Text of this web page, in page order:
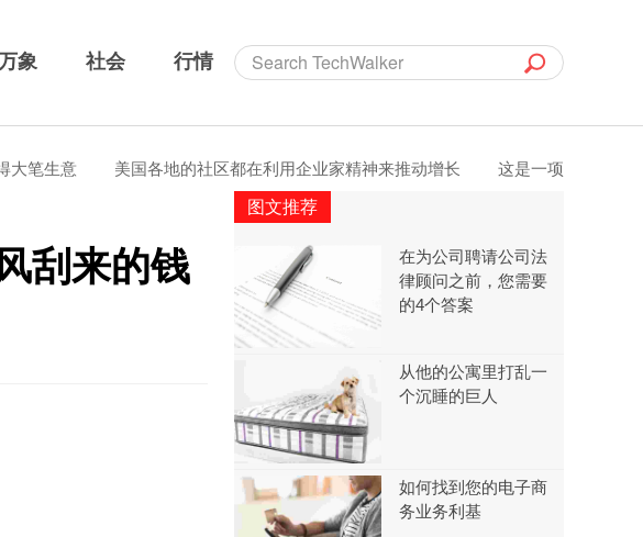
象 社会 行情
意 美国各地的社区都在利用企业家精神来推动增长
这是一项6位数的服务业务
刮来的钱
图文推荐
在为公司聘请公司法
律顾问之前，您需要
的4个答案
从他的公寓里打乱一
个沉睡的巨人
如何找到您的电子商
务业务利基